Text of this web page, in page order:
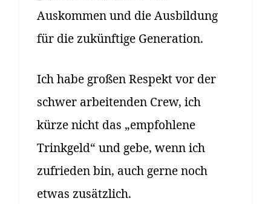
Auskommen und die Ausbildung
für die zukünftige Generation.
Ich habe großen Respekt vor der
schwer arbeitenden Crew, ich
kürze nicht das „empfohlene
Trinkgeld“ und gebe, wenn ich
zufrieden bin, auch gerne noch
etwas zusätzlich.